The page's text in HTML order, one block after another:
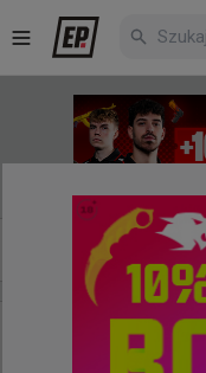
Nowe
godzinę
ZywOo vs donk?